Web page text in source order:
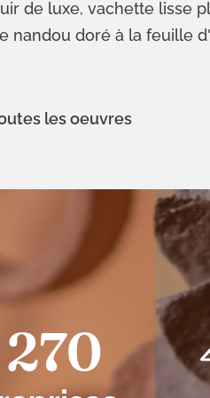
de luxe, vachette lisse
nandou doré à la feuille
les oeuvres